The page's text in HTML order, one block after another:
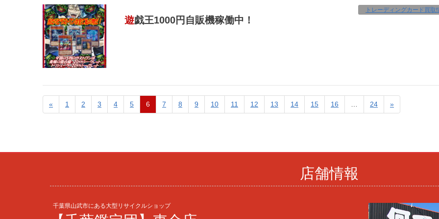
トレーディングカード買取
遊戯王1000円自販機稼働中！
« 1 2 3 4 5 6 7 8 9 10 11 12 13 14 15 16 24 »
店舗情報
千葉県山武市にある大型リサイクルショップ